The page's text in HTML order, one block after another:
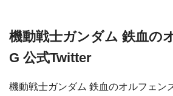
機動戦士ガンダム 鉄血の
G 公式Twitter
機動戦士ガンダム 鉄血のオルフェン